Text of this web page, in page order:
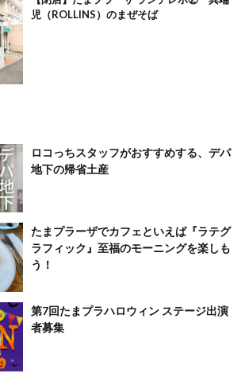
児（ROLLINS）のまぜそば
ロコっちスタッフがおすすめする、デパ
地下の帰省土産
たまプラーザでカフェといえば『ラテグ
ラフィック』至福のモーニングを楽しも
う！
第7回たまプラハロウィン ステージ出演
者募集